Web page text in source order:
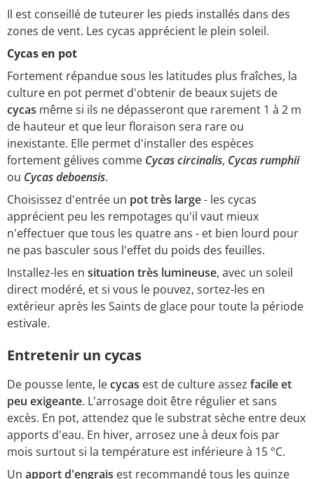
Il est conseillé de tuteurer les pieds installés dans des
zones de vent. Les cycas apprécient le plein soleil.
Cycas en pot
Fortement répandue sous les latitudes plus fraîches, la
culture en pot permet d'obtenir de beaux sujets de
cycas même si ils ne dépasseront que rarement 1 à 2 m
de hauteur et que leur floraison sera rare ou
inexistante. Elle permet d'installer des espèces
fortement gélives comme Cycas circinalis, Cycas rumphii
ou Cycas deboensis.
Choisissez d'entrée un pot très large- les cycas
apprécient peu les rempotages qu'il vaut mieux
n'effectuer que tous les quatre ans - et bien lourd pour
ne pas basculer sous l'effet du poids des feuilles.
Installez-les en situation très lumineuse, avec un soleil
direct modéré, et si vous le pouvez, sortez-les en
extérieur après les Saints de glace pour toute la période
estivale.
Entretenir un cycas
De pousse lente, lecycas est de culture assez facile et
peu exigeante. L'arrosage doit être régulier et sans
excès. En pot, attendez que le substrat sèche entre deux
apports d'eau. En hiver, arrosez une à deux fois par
mois surtout si la température est inférieure à 15 °C.
Un apport d'engrais est recommandé tous les quinze